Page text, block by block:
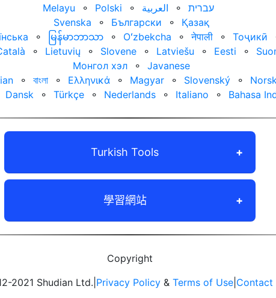
Melayu
⚬ Polski ⚬ العربية‏ ⚬
עברית‏
Svenska
⚬ Български ⚬
Қазақ
⚬ မြန်မာဘာသာ ⚬ Oʻzbekcha ⚬ नेपाली ⚬ Тоҷикӣ
⚬ Lietuvių ⚬ Slovene ⚬ Latviešu ⚬ Eesti ⚬
Монгол хэл
⚬
Javanese
⚬ বাংলা ⚬ Ελληνικά ⚬ Magyar ⚬ Slovenský ⚬
Dansk ⚬ Türkçe ⚬ Nederlands ⚬ Italiano ⚬ Bahasa
Turkish Tools
學習網站
Copyright
2021 Shudian Ltd.| Privacy Policy & Terms of Use Contact